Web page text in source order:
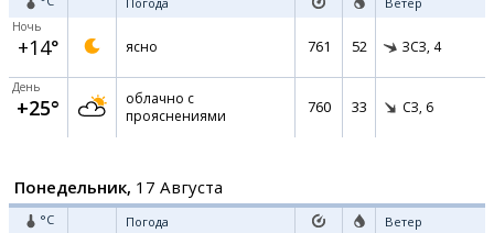
Ночь
+14° ясно 761 52 ЗСЗ, 4
День
+25°
облачно с
прояснениями
760 33 СЗ, 6
Понедельник, 17 Августа
°C Погода Ветер